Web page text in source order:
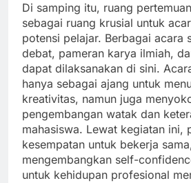
Di samping itu, ruang
sebagai ruang krusial untuk
potensi pelajar. Berbagai acara
debat, pameran karya ilmiah,
dapat dilaksanakan di sini.
hanya sebagai ajang untuk
kreativitas, namun juga
pengembangan watak dan
mahasiswa. Lewat kegiatan ini,
kesempatan untuk bekerja
mengembangkan self-
untuk kehidupan profesional